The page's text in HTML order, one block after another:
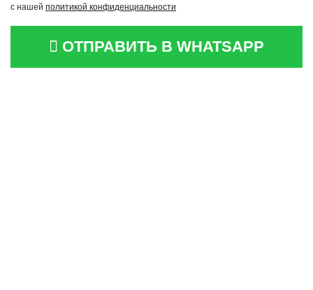
с нашей политикой конфиденциальности
ОТПРАВИТЬ В WHATSAPP